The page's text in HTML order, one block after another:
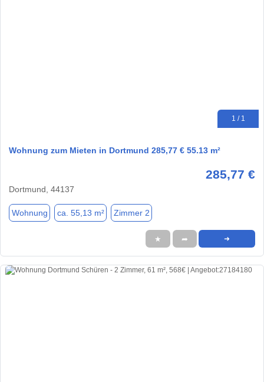
1 / 1
Wohnung zum Mieten in Dortmund 285,77 € 55.13 m²
285,77 €
Dortmund, 44137
Wohnung ca. 55,13 m² Zimmer 2
★ ➦ ➜